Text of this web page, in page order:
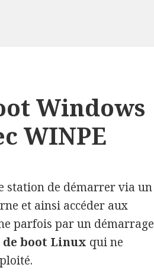
Windows
WINPE
station de démarrer via un
et ainsi accéder aux
parfois par un démarrage
de boot Linux qui ne